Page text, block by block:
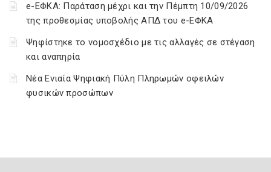
e-ΕΦΚΑ: Παράταση μέχρι και την Πέμπτη 10/09/2026
της προθεσμίας υποβολής ΑΠΔ του e-ΕΦΚΑ
Ψηφίστηκε το νομοσχέδιο με τις αλλαγές σε στέγαση
και αναπηρία
Νέα Ενιαία Ψηφιακή Πύλη Πληρωμών οφειλών
φυσικών προσώπων